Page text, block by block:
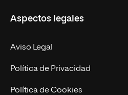
Doctorados
Experto Universitario
Postgrados
Cursos Universitarios
Facultades
Nuestro Equipo
Trabaja en UNIR
Actualidad
Aspectos legales
Aviso Legal
Política de Privacidad
Política de Cookies